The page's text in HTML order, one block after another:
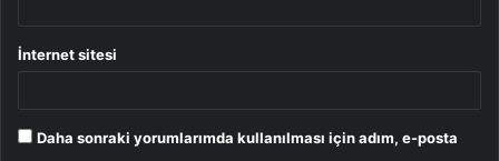
İnternet sitesi
Daha sonraki yorumlarımda kullanılması için adım, e-posta